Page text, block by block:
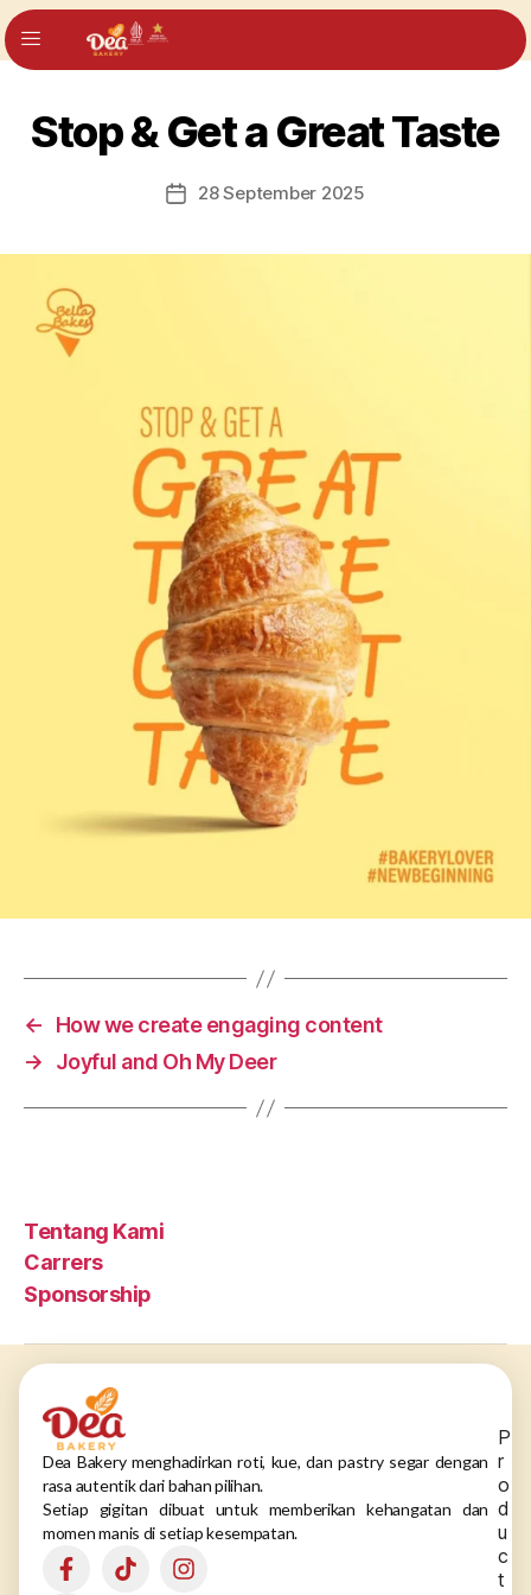
Stop & Get a Great Taste
28 September 2025
←
How we create engaging content
→
Joyful and Oh My Deer
Tentang Kami
Carrers
Sponsorship
Dea Bakery menghadirkan roti, kue, dan pastry segar dengan
rasa autentik dari bahan pilihan.
Setiap gigitan dibuat untuk memberikan kehangatan dan
momen manis di setiap kesempatan.
P
r
o
d
u
c
t